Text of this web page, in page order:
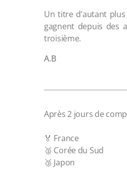
Un titre d’autant
gagnent depuis des
troisième.
A.B
Après 2 jours de
🏅 France
🥈 Corée du Sud
🥉 Japon